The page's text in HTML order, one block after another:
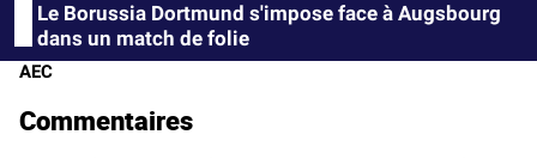
Le Borussia Dortmund s'impose face à Augsbourg
dans un match de folie
AEC
Commentaires